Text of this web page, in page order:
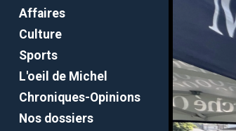
Affaires
Culture
Sports
L'oeil de Michel
Chroniques-Opinions
Nos dossiers